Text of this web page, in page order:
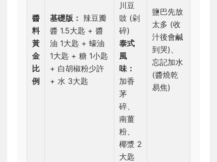
醬
料
黃
金
比
例
基礎版： 辣豆瓣
醬 1.5大匙 + 醬
油 1大匙 + 蠔油
1大匙 + 糖 1小匙
+ 白胡椒粉少許
+ 水 3大匙
川豆
豉 (剁
碎)
泰式
風
味：
加香
茅
碎、
南薑
粉、
椰漿 2
大匙
鹽巴先放
太多 (收
汁後會鹹
到哭)、
忘記加水
(醬燒乾
易焦)